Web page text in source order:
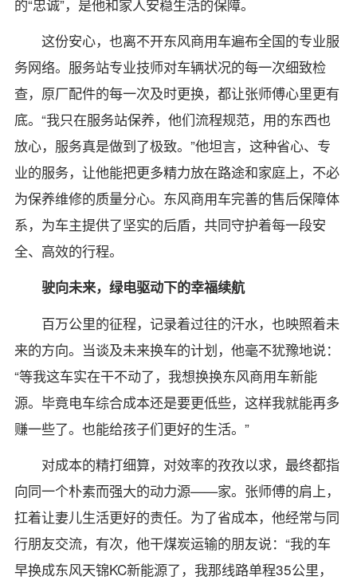
的“忠诚”，是他和家人安稳生活的保障。
这份安心，也离不开东风商用车遍布全国的专业服
务网络。服务站专业技师对车辆状况的每一次细致检
查，原厂配件的每一次及时更换，都让张师傅心里更有
底。“我只在服务站保养，他们流程规范，用的东西也
放心，服务真是做到了极致。”他坦言，这种省心、专
业的服务，让他能把更多精力放在路途和家庭上，不必
为保养维修的质量分心。东风商用车完善的售后保障体
系，为车主提供了坚实的后盾，共同守护着每一段安
全、高效的行程。
驶向未来，绿电驱动下的幸福续航
百万公里的征程，记录着过往的汗水，也映照着未
来的方向。当谈及未来换车的计划，他毫不犹豫地说：
“等我这车实在干不动了，我想换换东风商用车新能
源。毕竟电车综合成本还是要更低些，这样我就能再多
赚一些了。也能给孩子们更好的生活。”
对成本的精打细算，对效率的孜孜以求，最终都指
向同一个朴素而强大的动力源——家。张师傅的肩上，
扛着让妻儿生活更好的责任。为了省成本，他经常与同
行朋友交流，有次，他干煤炭运输的朋友说：“我的车
早换成东风天锦KC新能源了，我那线路单程35公里，